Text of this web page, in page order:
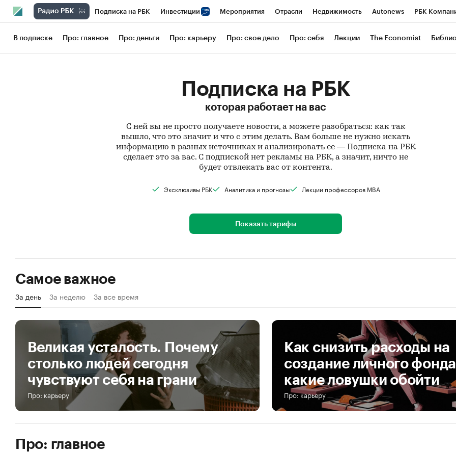
Подписка на РБК Инвестиции Мероприятия Отрасли Недвижимость Autonews РБК
РБК Вино Школа управления РБК РБК Образование РБК Курсы РБК Life Тренды
Франшизы Конференции СПб
Экономика
В подписке Про: главное Про: деньги Про: карьеру Про: свое дело Про: себя Лекции The Economist
Подписка на РБК
которая работает на вас
С ней вы не просто получаете новости, а можете разобраться: как так
вышло, что это значит и что с этим делать. Вам больше не нужно искать
информацию в разных источниках и анализировать ее — Подписка на РБК
сделает это за вас. С подпиской нет рекламы на РБК, а значит, ничто не
будет отвлекать вас от контента.
Эксклюзивы РБК Аналитика и прогнозы Лекции профессоров MBA
Показать тарифы
Самое важное
За день За неделю За все время
Великая усталость. Почему
столько людей сегодня
чувствуют себя на грани
Про: карьеру
Как снизить расходы на
создание личного
какие ловушки обойти
Про: карьеру
Про: главное